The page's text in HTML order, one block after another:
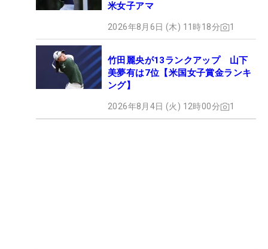
米女子アマ
2026年8月6日 (木) 11時18分 1
竹田麗央が13ランクアップ 山下
美夢有は7位【米国女子賞金ランキ
ング】
2026年8月4日 (火) 12時00分 1